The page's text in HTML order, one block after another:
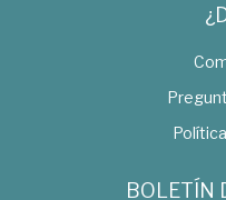
BOLETÍN